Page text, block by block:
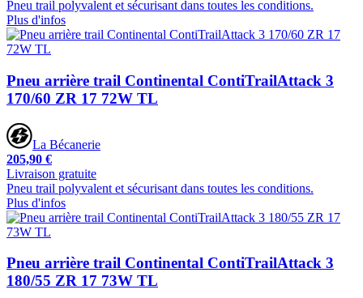
Pneu trail polyvalent et sécurisant dans toutes les conditions.
Plus d'infos
Pneu arrière trail Continental ContiTrailAttack 3
170/60 ZR 17 72W TL
La Bécanerie
205,90 €
Livraison gratuite
Pneu trail polyvalent et sécurisant dans toutes les conditions.
Plus d'infos
Pneu arrière trail Continental ContiTrailAttack 3
180/55 ZR 17 73W TL